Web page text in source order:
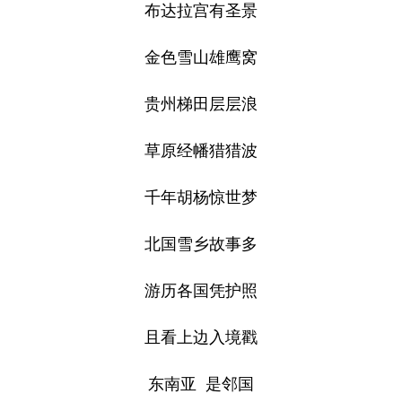
布达拉宫有圣景
金色雪山雄鹰窝
贵州梯田层层浪
草原经幡猎猎波
千年胡杨惊世梦
北国雪乡故事多
游历各国凭护照
且看上边入境戳
东南亚 是邻国